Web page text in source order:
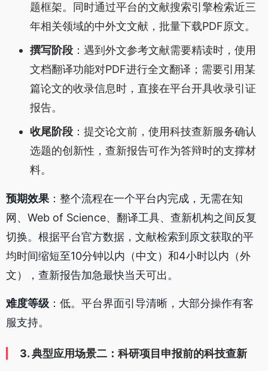
题框架。同时通过平台的文献搜索引擎检索近三
年相关领域的中外文文献，批量下载PDF原文。
撰写阶段 ：遇到外文参考文献需要精读时，使用
文档翻译功能对PDF进行全文翻译；需要引用某
篇论文的收录信息时，直接在平台开具收录引证
报告。
收尾阶段 ：提交论文前，使用科技查新服务确认
选题的创新性，查新报告可作为答辩时的支撑材
料。
预期效果：整个流程在一个平台内完成，无需在知
网、Web of Science、翻译工具、查新机构之间反复
切换。根据平台官方数据，文献检索到原文获取的平
均时间缩短至10分钟以内（中文）和4小时以内（外
文），查新报告加急最快当天可出。
难度等级 ：低。平台界面引导清晰，大部分操作有客
服支持。
3. 典型应用场景二：科研项目申报前的科技查新